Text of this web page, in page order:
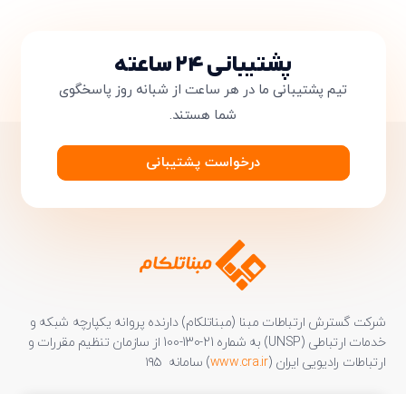
پشتیبانی ۲۴ ساعته
تیم پشتیبانی ما در هر ساعت از شبانه روز پاسخگوی
شما هستند.
درخواست پشتیبانی
شرکت گسترش ارتباطات مبنا (مبناتلکام) دارنده پروانه یکپارچه شبکه و
خدمات ارتباطی (UNSP) به شماره 21-130-100 از سازمان تنظیم مقررات و
ارتباطات رادیویی ایران (www.cra.ir) سامانه ۱۹۵